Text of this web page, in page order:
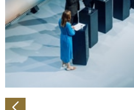
Wir verwenden Cookies, um
personalisieren, Funktionen für
zu können und die Zugriffe auf
analysieren. Außerdem geben wir
Verwendung unserer Website an
soziale Medien, Werbung und
Partner führen diese
haben oder die sie im Rahmen